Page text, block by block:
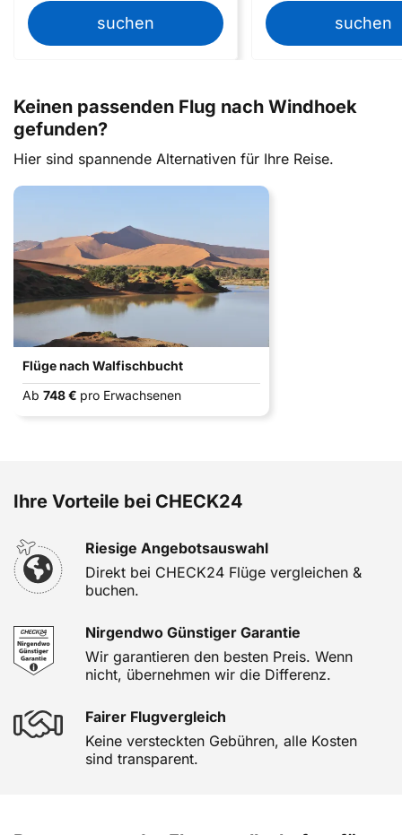
suchen suchen
Keinen passenden Flug nach Windhoek
gefunden?
Hier sind spannende Alternativen für Ihre Reise.
Flüge nach Walfischbucht
Ab 748 € pro Erwachsenen
Ihre Vorteile bei CHECK24
Riesige Angebotsauswahl
Direkt bei CHECK24 Flüge vergleichen &
buchen.
Nirgendwo Günstiger Garantie
Wir garantieren den besten Preis. Wenn
nicht, übernehmen wir die Differenz.
Fairer Flugvergleich
Keine versteckten Gebühren, alle Kosten
sind transparent.